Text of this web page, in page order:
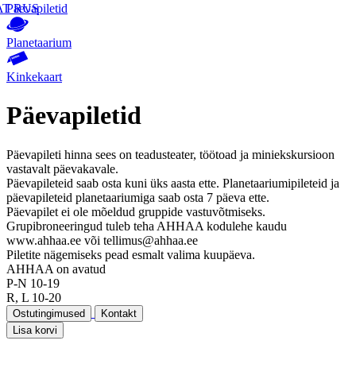
RUS
Päevapiletid
Planetaarium
Kinkekaart
Päevapiletid
Päevapileti hinna sees on teadusteater, töötoad ja miniekskursioon
vastavalt päevakavale.
Päevapileteid saab osta kuni üks aasta ette. Planetaariumipileteid ja
päevapileteid planetaariumiga saab osta 7 päeva ette.
Päevapilet ei ole mõeldud gruppide vastuvõtmiseks.
Grupibroneeringud tuleb teha AHHAA kodulehe kaudu
www.ahhaa.ee või tellimus@ahhaa.ee
Piletite nägemiseks pead esmalt valima kuupäeva.
AHHAA on avatud
P-N 10-19
R, L 10-20
Ostutingimused
Kontakt
Lisa korvi